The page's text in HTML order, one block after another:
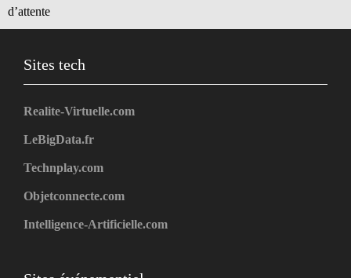
d’attente
Sites tech
Realite-Virtuelle.com
LeBigData.fr
Technplay.com
Objetconnecte.com
Intelligence-Artificielle.com